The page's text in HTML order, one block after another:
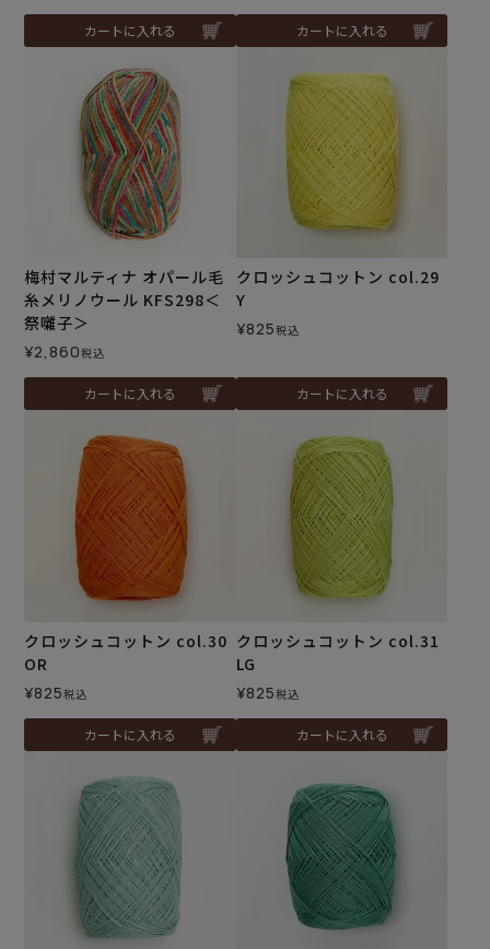
カートに入れる カートに入れる
梅村マルティナ オパール毛
糸メリノウール KFS298＜
祭囃子＞
¥2,860税込
カートに入れる
クロッシュコットン col.29
Y
¥825税込
カートに入れる
クロッシュコットン col.30
OR
¥825税込
カートに入れる
クロッシュコットン col.31
LG
¥825税込
カートに入れる